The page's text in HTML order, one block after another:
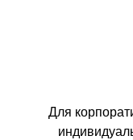
Для